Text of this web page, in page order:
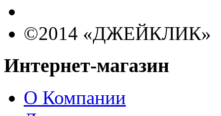
©2014 «ДЖЕЙКЛИК»
Интернет-магазин
О Компании